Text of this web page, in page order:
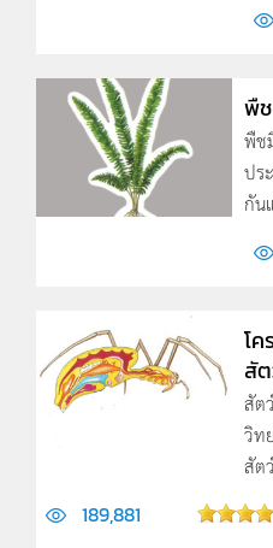
พืช
พืช
ปร
กัน
โค
สั
สัต
วิท
สัต
189,881